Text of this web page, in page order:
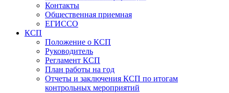
Контакты
Общественная приемная
ЕГИССО
КСП
Положение о КСП
Руководитель
Регламент КСП
План работы на год
Отчеты и заключения КСП по итогам
контрольных мероприятий